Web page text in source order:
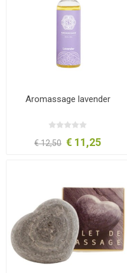
Aromassage lavender
€ 12,50 € 11,25